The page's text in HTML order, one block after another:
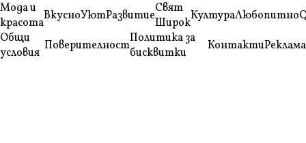
Мода и
красотаВкусноУютРазвитиеСвят
ШирокКултураЛюбопитно
Общи
условия ПоверителностПолитика за
бисквитки
КонтактиРеклама